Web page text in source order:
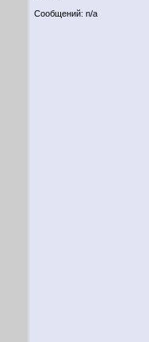
Сообщений: n/a